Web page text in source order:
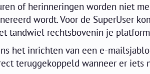
of herinneringen worden niet
wordt. Voor de SuperUser
tandwiel rechtsbovenin je
het inrichten van een e-
teruggekoppeld wanneer er iets